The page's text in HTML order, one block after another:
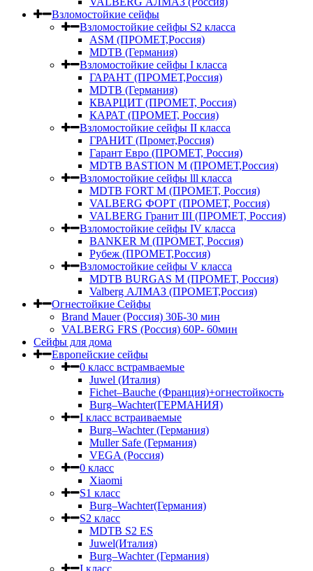
Взломостойкие сейфы
Взломостойкие сейфы S2 класса
ASM (ПРОМЕТ,Россия)
MDTB (Германия)
Взломостойкие сейфы I класса
ГАРАНТ (ПРОМЕТ,Россия)
MDTB (Германия)
КВАРЦИТ (ПРОМЕТ, Россия)
КАРАТ (ПРОМЕТ, Россия)
Взломостойкие сейфы II класса
ГРАНИТ (Промет,Россия)
Гарант Евро (ПРОМЕТ, Россия)
MDTB BASTION M (ПРОМЕТ,Россия)
Взломостойкие сейфы lll класса
MDTB FORT M (ПРОМЕТ, Россия)
VALBERG ФОРТ (ПРОМЕТ, Россия)
VALBERG Гранит III (ПРОМЕТ, Россия)
Взломостойкие сейфы IV класса
BANKER M (ПРОМЕТ, Россия)
Рубеж (ПРОМЕТ,Россия)
Взломостойкие сейфы V класса
MDTB BURGAS M (ПРОМЕТ, Россия)
Valberg АЛМАЗ (ПРОМЕТ,Россия)
Огнестойкие Сейфы
Brand Mauer (Россия) 30Б-30 мин
VALBERG FRS (Россия) 60Р- 60мин
Сейфы для дома
Европейские сейфы
0 класс встрамваемые
Juwel (Италия)
Fichet–Bauche (Франция)+огнестойкость
Burg–Wachter(ГЕРМАНИЯ)
I класс встраиваемые
Burg–Wachter (Германия)
Muller Safe (Германия)
VEGA (Россия)
0 класс
Xiaomi
S1 класс
Burg–Wachter(Германия)
S2 класс
MDTB S2 ES
Juwel(Италия)
Burg–Wachter (Германия)
I класс